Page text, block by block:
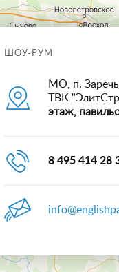
ШОУ-РУМ
МО, п.
ТВК
этаж,
8 495 414 28